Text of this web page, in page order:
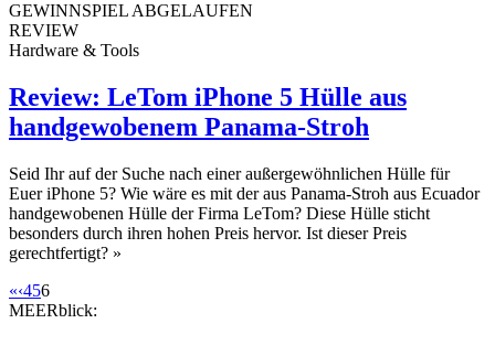
GEWINNSPIEL ABGELAUFEN
REVIEW
Hardware & Tools
Review: LeTom iPhone 5 Hülle aus
handgewobenem Panama-Stroh
Seid Ihr auf der Suche nach einer außergewöhnlichen Hülle für
Euer iPhone 5? Wie wäre es mit der aus Panama-Stroh aus Ecuador
handgewobenen Hülle der Firma LeTom? Diese Hülle sticht
besonders durch ihren hohen Preis hervor. Ist dieser Preis
gerechtfertigt? »
«‹456
MEERblick: